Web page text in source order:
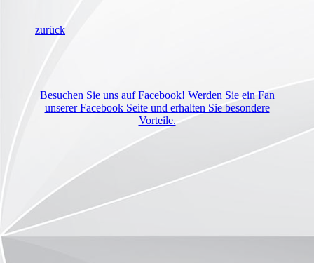
zurück
Besuchen Sie uns auf Facebook! Werden Sie ein Fan
unserer Facebook Seite und erhalten Sie besondere
Vorteile.